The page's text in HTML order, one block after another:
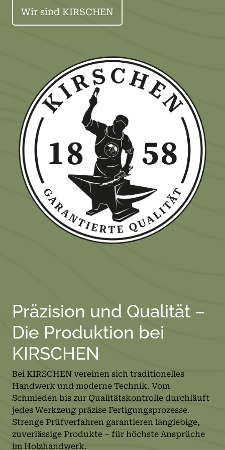
Wir sind KIRSCHEN
Präzision und Qualität –
Die Produktion bei
KIRSCHEN
Bei KIRSCHEN vereinen sich traditionelles
Handwerk und moderne Technik. Vom
Schmieden bis zur Qualitätskontrolle durchläuft
jedes Werkzeug präzise Fertigungsprozesse.
Strenge Prüfverfahren garantieren langlebige,
zuverlässige Produkte – für höchste Ansprüche
im Holzhandwerk.